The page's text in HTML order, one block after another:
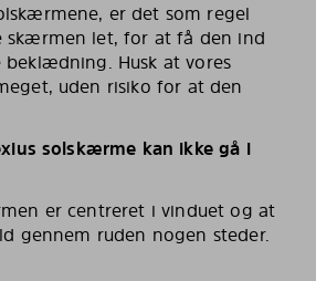
er det som regel
skærmen let, for at få den ind
Husk at vores
uden risiko for at den
solskærme kan ikke gå i
er centreret i vinduet og at
gennem ruden nogen steder.